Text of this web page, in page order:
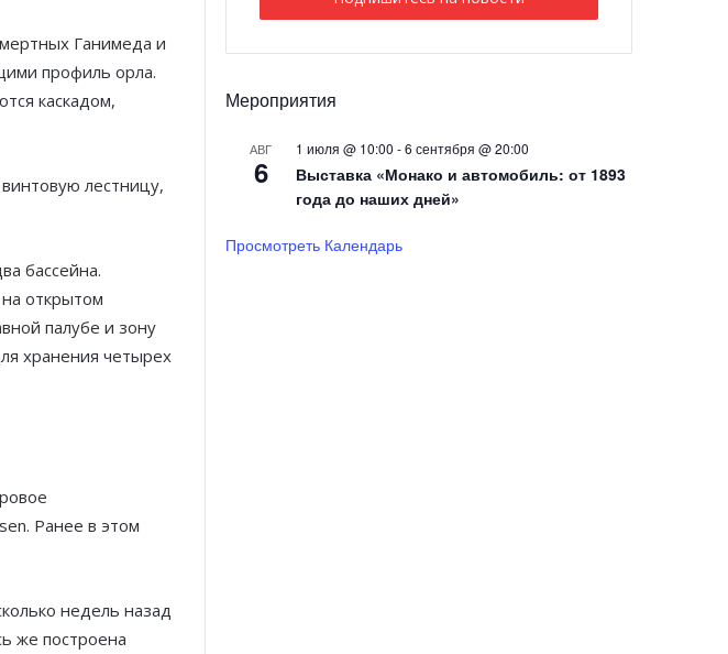
Ганимеда и
профиль орла.
каскадом,
лестницу,
бассейна.
открытом
палубе и зону
хранения четырех
. Ранее в этом
недель назад
же построена
Мероприятия
АВГ
6
1 июля @ 10:00 -6 сентября @ 20:00
Выставка «Монако и автомобиль: от 1893
года до наших дней»
Просмотреть Календарь